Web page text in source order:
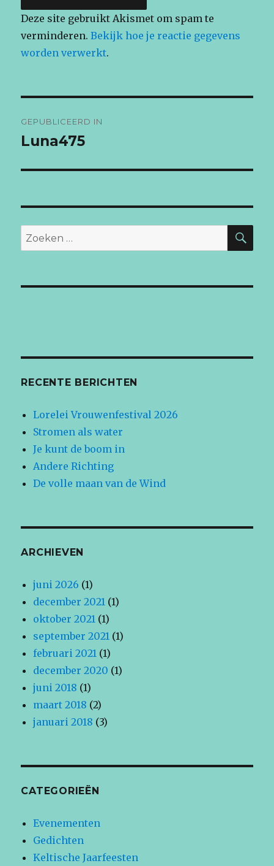
Deze site gebruikt Akismet om spam te
verminderen.Bekijk hoe je reactie gegevens
worden verwerkt.
navigatie
GEPUBLICEERD IN
Luna475
Zoeken
naar:
RECENTE BERICHTEN
Lorelei Vrouwenfestival 2026
Stromen als water
Je kunt de boom in
Andere Richting
De volle maan van de Wind
ARCHIEVEN
juni 2026 (1)
december 2021 (1)
oktober 2021 (1)
september 2021 (1)
februari 2021 (1)
december 2020 (1)
juni 2018 (1)
maart 2018 (2)
januari 2018 (3)
CATEGORIEËN
Evenementen
Gedichten
Keltische Jaarfeesten